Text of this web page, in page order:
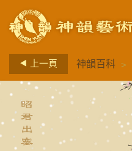
上一頁 神韻百科 >